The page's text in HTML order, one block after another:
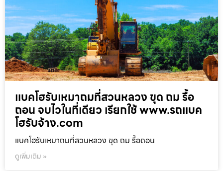
แบคโฮรับเหมาถมที่สวนหลวง ขุด ถม รื้อ
ถอน จบไวในที่เดียว เรียกใช้ www.รถแบค
โฮรับจ้าง.com
แบคโฮรับเหมาถมที่สวนหลวง ขุด ถม รื้อถอน
ดูเพิ่มเติม »